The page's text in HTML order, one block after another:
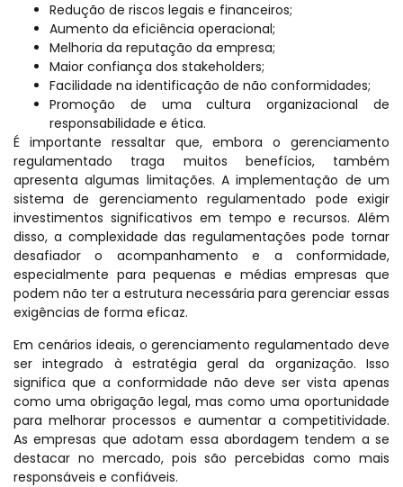
Redução de riscos legais e financeiros;
Aumento da eficiência operacional;
Melhoria da reputação da empresa;
Maior confiança dos stakeholders;
Facilidade na identificação de não conformidades;
Promoção de uma cultura organizacional de
responsabilidade e ética.
É importante ressaltar que, embora o gerenciamento
regulamentado traga muitos benefícios, também
apresenta algumas limitações. A implementação de um
sistema de gerenciamento regulamentado pode exigir
investimentos significativos em tempo e recursos. Além
disso, a complexidade das regulamentações pode tornar
desafiador o acompanhamento e a conformidade,
especialmente para pequenas e médias empresas que
podem não ter a estrutura necessária para gerenciar essas
exigências de forma eficaz.
Em cenários ideais, o gerenciamento regulamentado deve
ser integrado à estratégia geral da organização. Isso
significa que a conformidade não deve ser vista apenas
como uma obrigação legal, mas como uma oportunidade
para melhorar processos e aumentar a competitividade.
As empresas que adotam essa abordagem tendem a se
destacar no mercado, pois são percebidas como mais
responsáveis e confiáveis.